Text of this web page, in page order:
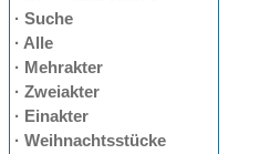
· Suche
· Alle
· Mehrakter
· Zweiakter
· Einakter
· Weihnachtsstücke